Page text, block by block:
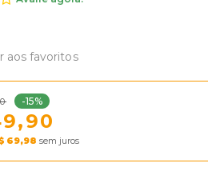
aos favoritos
-15%
69,98 sem juros